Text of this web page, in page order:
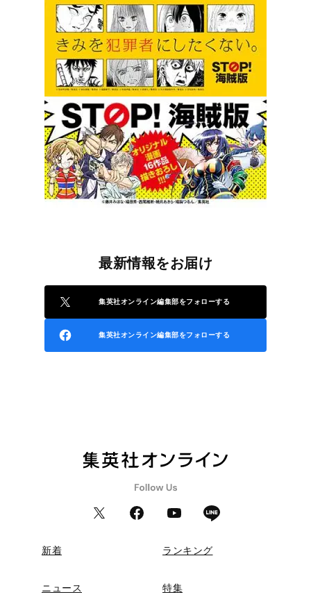
最新情報をお届け
集英社オンライン編集部をフォローする
集英社オンライン編集部をフォローする
新着 ランキング
ニュース 特集